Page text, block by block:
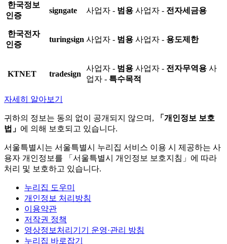
한국정보
인증
signgate 사업자 - 범용 사업자 - 전자세금용
한국전자
인증
turingsign 사업자 - 범용 사업자 - 용도제한
KTNET tradesign
사업자 - 범용 사업자 - 전자무역용 사
업자 - 특수목적
자세히 알아보기
귀하의 정보는 동의 없이 공개되지 않으며,
「개인정보 보호
법」 에 의해 보호되고 있습니다.
서울특별시는 서울특별시 누리집 서비스 이용 시 제공하는 사
용자 개인정보를 「서울특별시 개인정보 보호지침」에 따라
처리 및 보호하고 있습니다.
누리집 도우미
개인정보 처리방침
이용약관
저작권 정책
영상정보처리기기 운영·관리 방침
누리집 바로잡기